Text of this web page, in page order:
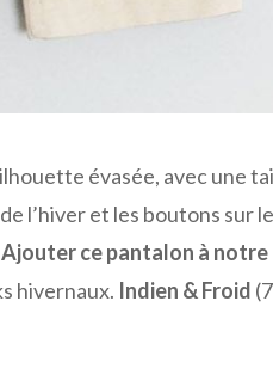
évasée, avec une
l’hiver et les boutons sur
Ajouter ce pantalon à
hivernaux. Indien & Froid